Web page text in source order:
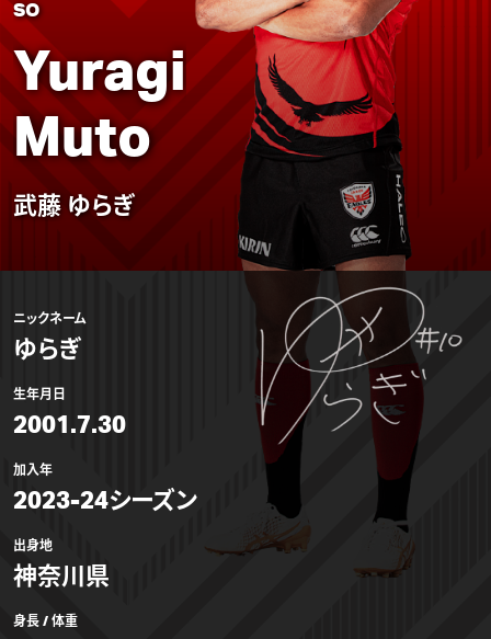
SO
Yuragi
Muto
武藤 ゆらぎ
ニックネーム
ゆらぎ
生年月日
2001.7.30
加入年
2023-24シーズン
出身地
神奈川県
身長 / 体重